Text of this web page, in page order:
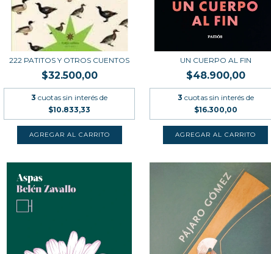
222 PATITOS Y OTROS CUENTOS
$32.500,00
3 cuotas sin interés de
$10.833,33
UN CUERPO AL FIN
$48.900,00
3 cuotas sin interés de
$16.300,00